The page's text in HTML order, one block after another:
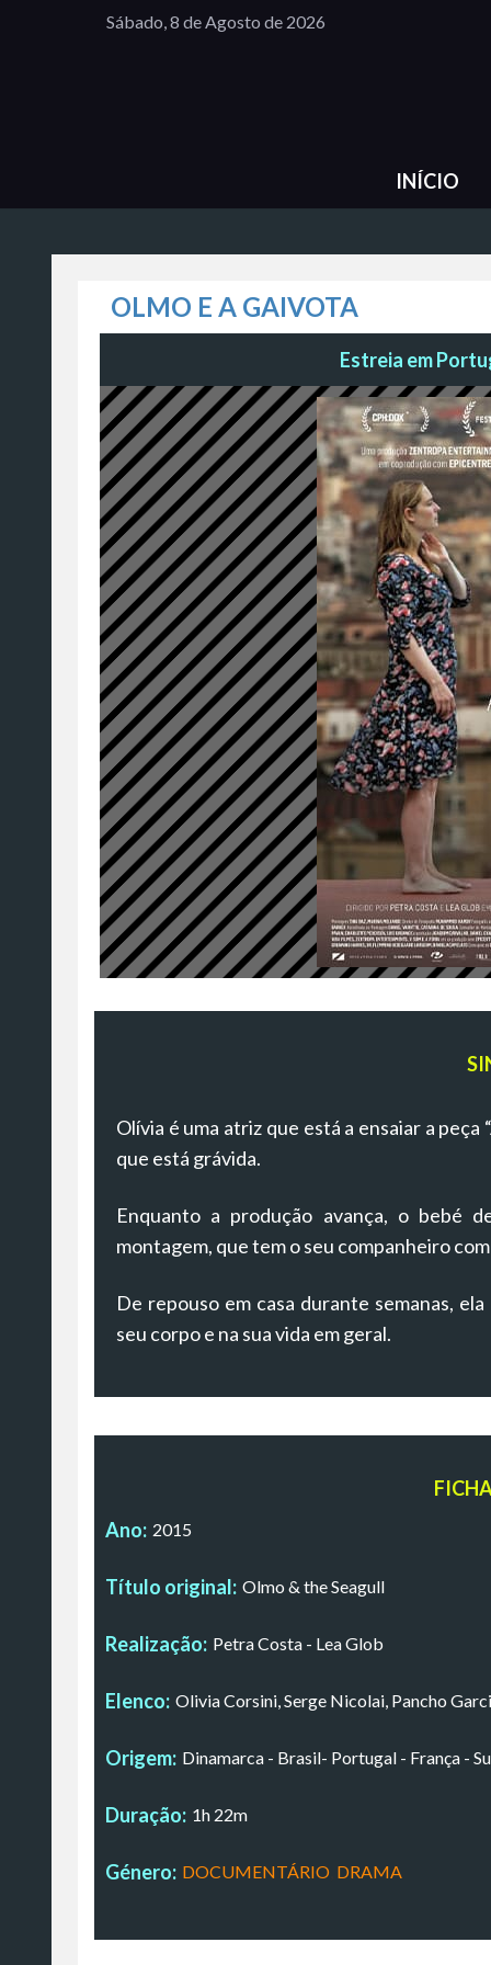
Sábado, 8 de Agosto de 2026
INÍCIO
OLMO E A GAIVOTA
Estreia em
Olívia é uma atriz que está a ensaiar a
que está grávida.
Enquanto a produção avança, o bebé
montagem, que tem o seu companheiro
De repouso em casa durante semanas,
seu corpo e na sua vida em geral.
Ano: 2015
Título original: Olmo & the Seagull
Realização: Petra Costa - Lea Glob
Elenco: Olivia Corsini, Serge Nicolai, Pancho
Origem: Dinamarca - Brasil- Portugal - França -
Duração: 1h 22m
Género: DOCUMENTÁRIO, DRAMA